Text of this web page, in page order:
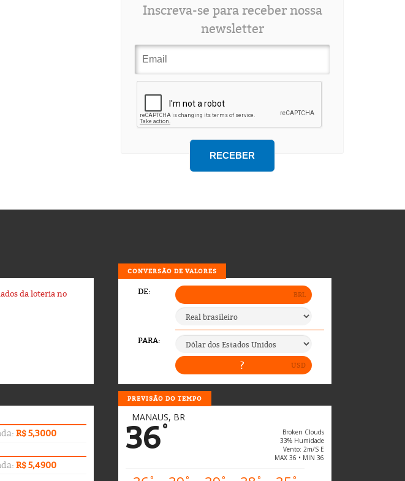
Inscreva-se para receber nossa
newsletter
da loteria no
R$ 5,3000
R$ 5,4900
CONVERSÃO DE VALORES
PREVISÃO DO TEMPO
MANAUS, BR
36°
Broken Clouds
33% Humidade
Vento: 2m/s E
MAX 36 • MIN 36